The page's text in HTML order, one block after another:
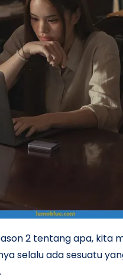
2 tentang apa, kita
selalu ada sesuatu